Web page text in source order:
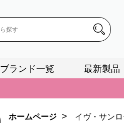
ブランド一覧 最新製品
📢 当店は正真正銘のn級スーパ
📢 2026春の新作続々
📢 新作入荷！ルイ・ヴィトンス
ホームページ > イヴ・サン